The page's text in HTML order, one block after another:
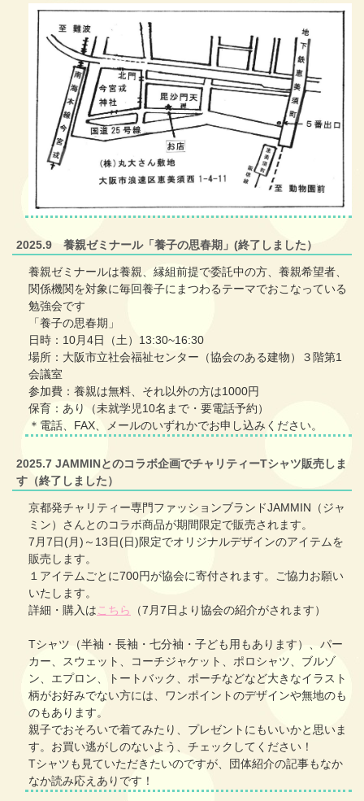
2025.9 養親ゼミナール「養子の思春期」(終了しました）
養親ゼミナールは養親、縁組前提で委託中の方、養親希望者、
関係機関を対象に毎回養子にまつわるテーマでおこなっている
勉強会です
「養子の思春期」
日時：10月4日（土）13:30~16:30
場所：大阪市立社会福祉センター（協会のある建物）３階第1
会議室
参加費：養親は無料、それ以外の方は1000円
保育：あり（未就学児10名まで・要電話予約）
＊電話、FAX、メールのいずれかでお申し込みください。
2025.7 JAMMINとのコラボ企画でチャリティーTシャツ販売しま
す（終了しました）
京都発チャリティー専門ファッションブランドJAMMIN（ジャ
ミン）さんとのコラボ商品が期間限定で販売されます。
7月7日(月)～13日(日)限定でオリジナルデザインのアイテムを
販売します。
１アイテムごとに700円が協会に寄付されます。ご協力お願い
いたします。
詳細・購入は こちら （7月7日より協会の紹介がされます）
Tシャツ（半袖・長袖・七分袖・子ども用もあります）、パー
カー、スウェット、コーチジャケット、ポロシャツ、ブルゾ
ン、エプロン、トートバック、ポーチなどなど大きなイラスト
柄がお好みでない方には、ワンポイントのデザインや無地のも
のもあります。
親子でおそろいで着てみたり、プレゼントにもいいかと思いま
す。お買い逃がしのないよう、チェックしてください！
Tシャツも見ていただきたいのですが、団体紹介の記事もなか
なか読み応えありです！